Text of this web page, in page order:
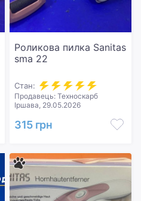
Роликова пилка Sanitas
sma 22
Стан:
Продавець: Техноскарб
Іршава, 29.05.2026
315 грн